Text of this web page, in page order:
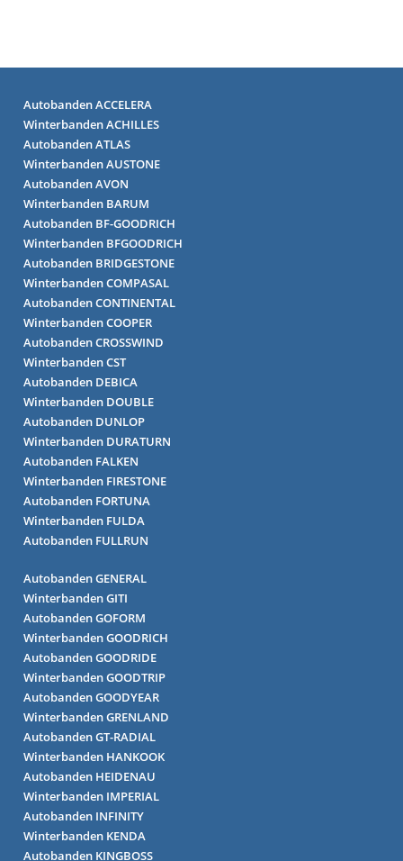
Autobanden ACCELERA
Winterbanden ACHILLES
Autobanden ATLAS
Winterbanden AUSTONE
Autobanden AVON
Winterbanden BARUM
Autobanden BF-GOODRICH
Winterbanden BFGOODRICH
Autobanden BRIDGESTONE
Winterbanden COMPASAL
Autobanden CONTINENTAL
Winterbanden COOPER
Autobanden CROSSWIND
Winterbanden CST
Autobanden DEBICA
Winterbanden DOUBLE
Autobanden DUNLOP
Winterbanden DURATURN
Autobanden FALKEN
Winterbanden FIRESTONE
Autobanden FORTUNA
Winterbanden FULDA
Autobanden FULLRUN
Autobanden GENERAL
Winterbanden GITI
Autobanden GOFORM
Winterbanden GOODRICH
Autobanden GOODRIDE
Winterbanden GOODTRIP
Autobanden GOODYEAR
Winterbanden GRENLAND
Autobanden GT-RADIAL
Winterbanden HANKOOK
Autobanden HEIDENAU
Winterbanden IMPERIAL
Autobanden INFINITY
Winterbanden KENDA
Autobanden KINGBOSS